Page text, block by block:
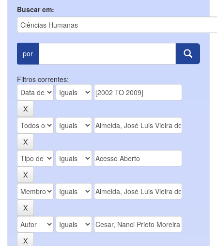
Buscar em:
por
Filtros correntes: